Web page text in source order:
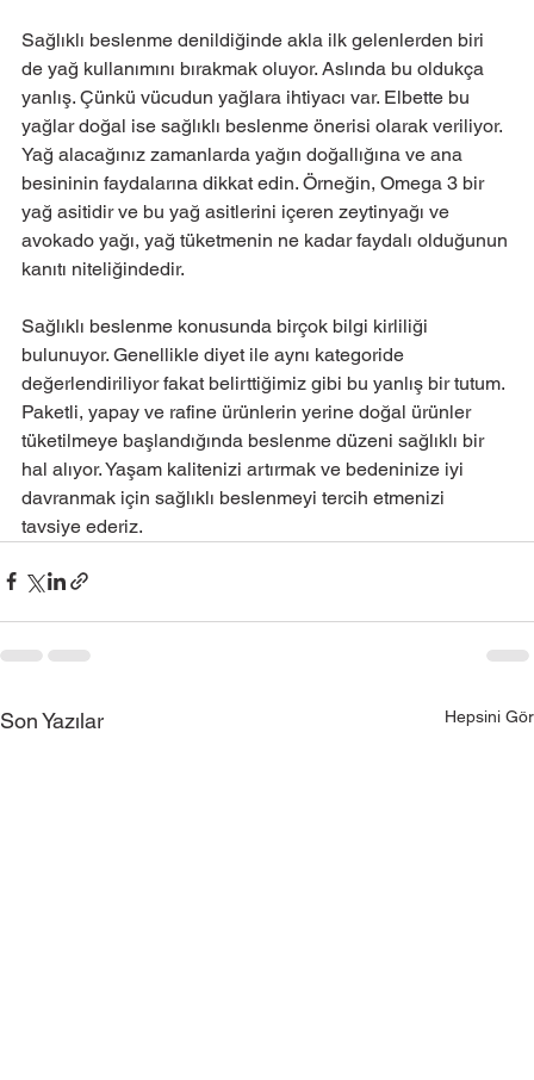
Sağlıklı beslenme denildiğinde akla ilk gelenlerden biri
de yağ kullanımını bırakmak oluyor. Aslında bu oldukça
yanlış. Çünkü vücudun yağlara ihtiyacı var. Elbette bu
yağlar doğal ise sağlıklı beslenme önerisi olarak veriliyor.
Yağ alacağınız zamanlarda yağın doğallığına ve ana
besininin faydalarına dikkat edin. Örneğin, Omega 3 bir
yağ asitidir ve bu yağ asitlerini içeren zeytinyağı ve
avokado yağı, yağ tüketmenin ne kadar faydalı olduğunun
kanıtı niteliğindedir.
Sağlıklı beslenme konusunda birçok bilgi kirliliği
bulunuyor. Genellikle diyet ile aynı kategoride
değerlendiriliyor fakat belirttiğimiz gibi bu yanlış bir tutum.
Paketli, yapay ve rafine ürünlerin yerine doğal ürünler
tüketilmeye başlandığında beslenme düzeni sağlıklı bir
hal alıyor. Yaşam kalitenizi artırmak ve bedeninize iyi
davranmak için sağlıklı beslenmeyi tercih etmenizi
tavsiye ederiz.
Son Yazılar Hepsini Gör